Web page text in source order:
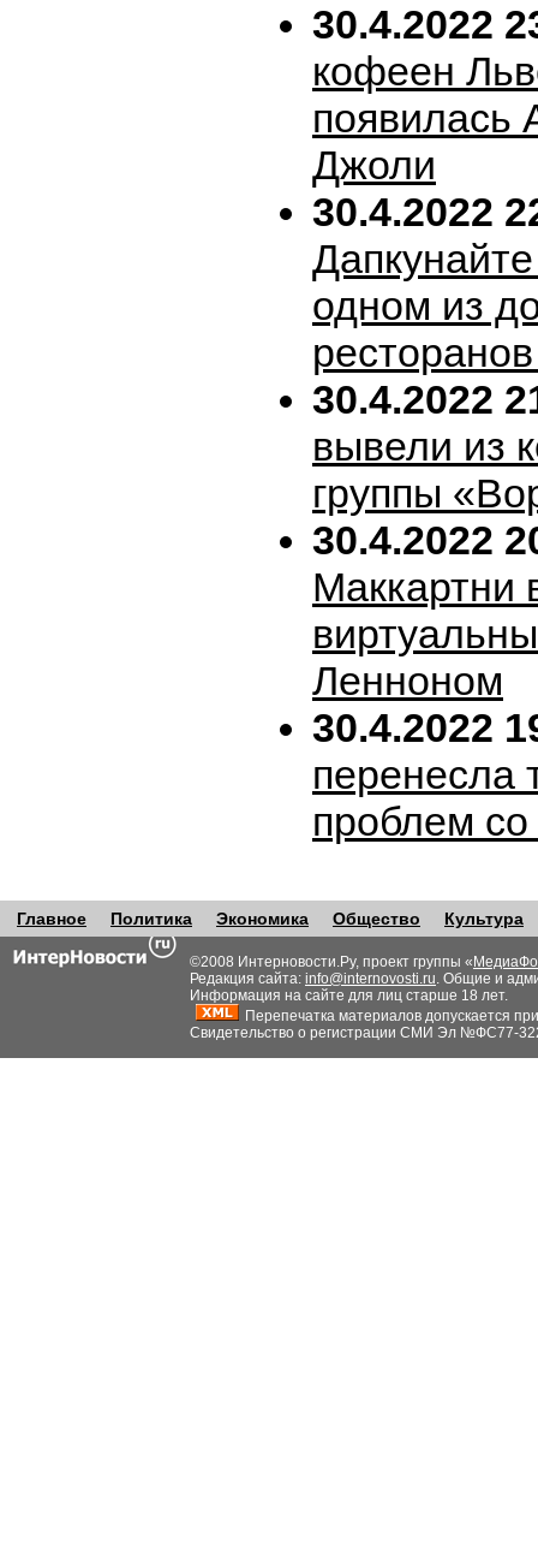
30.4.2022
кофеен
появилась
Джоли
30.4.2022
одном из
30.4.2022
вывели из
группы
30.4.2022
Маккартни
Ленноном
30.4.2022
перенесла
проблем
Главное Политика Экономика Общество Культура
©2008 Интерновости.Ру, проект группы «
Редакция сайта: info@internovosti.ru. Общие и
Информация на сайте для лиц старше 18 лет.
Перепечатка материалов допускается
Свидетельство о регистрации СМИ Эл №ФС77-